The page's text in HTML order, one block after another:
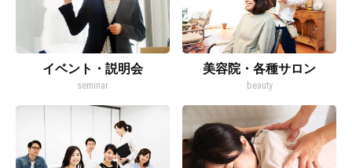
イベント・説明会
seminar
美容院・各種サロン
beauty